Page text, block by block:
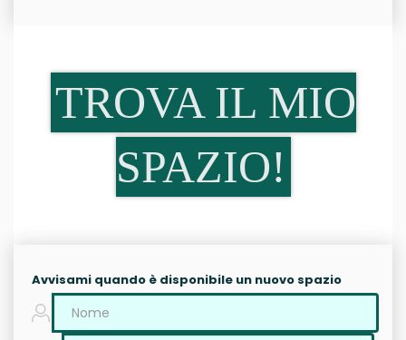
TROVA IL MIO
SPAZIO!
Avvisami quando è disponibile un nuovo spazio